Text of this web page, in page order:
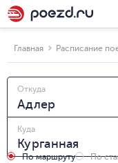
Главная Расписание
Откуда
Куда
По маршруту По